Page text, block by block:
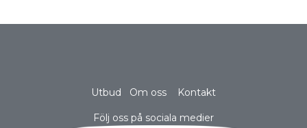
Utbud Om oss Kontakt
Följ oss på sociala medier